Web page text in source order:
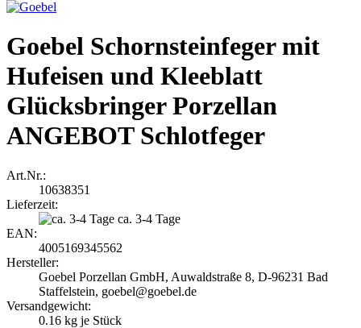
Goebel Schornsteinfeger mit
Hufeisen und Kleeblatt
Glücksbringer Porzellan
ANGEBOT Schlotfeger
Art.Nr.:
10638351
Lieferzeit:
ca. 3-4 Tage
EAN:
4005169345562
Hersteller:
Goebel Porzellan GmbH, Auwaldstraße 8, D-96231 Bad
Staffelstein, goebel@goebel.de
Versandgewicht:
0.16 kg je Stück